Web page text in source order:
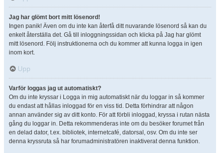
Jag har glömt bort mitt lösenord!
Ingen panik! Även om du inte kan återfå ditt nuvarande lösenord så kan du
enkelt återställa det. Gå till inloggningssidan och klicka på Jag har glömt
mitt lösenord. Följ instruktionerna och du kommer att kunna logga in igen
inom kort.
Upp
Varför loggas jag ut automatiskt?
Om du inte kryssar i Logga in mig automatiskt när du loggar in så kommer
du endast att hållas inloggad för en viss tid. Detta förhindrar att någon
annan använder sig av ditt konto. För att förbli inloggad, kryssa i rutan nästa
gång du loggar in. Detta rekommenderas inte om du besöker forumet från
en delad dator, t.ex. bibliotek, internetcafé, datorsal, osv. Om du inte ser
denna kryssruta så har forumadministratören inaktiverat denna funktion.